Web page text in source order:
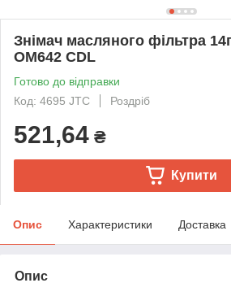
Знімач масляного фільтра
OM642 CDL
Готово до відправки
Код: 4695 JTC
Роздріб
521,64 ₴
Купити
Опис Характеристики Доставка
Опис